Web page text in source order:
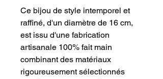
​Ce bijou de style intemporel et
raffiné, d'un diamètre de 16 cm,
est issu d'une fabrication
artisanale 100% fait main
combinant des matériaux
rigoureusement sélectionnés